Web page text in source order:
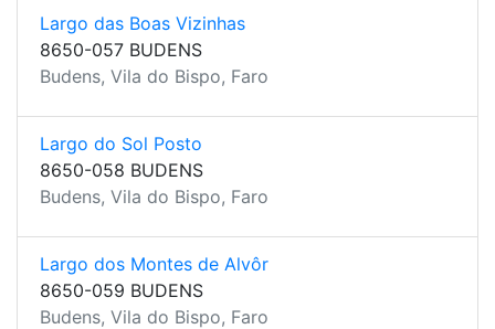
Largo das Boas Vizinhas
8650-057 BUDENS
Budens, Vila do Bispo, Faro
Largo do Sol Posto
8650-058 BUDENS
Budens, Vila do Bispo, Faro
Largo dos Montes de Alvôr
8650-059 BUDENS
Budens, Vila do Bispo, Faro